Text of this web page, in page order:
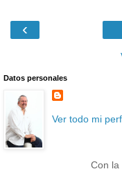
‹
Datos personales
Ver todo mi
Con la